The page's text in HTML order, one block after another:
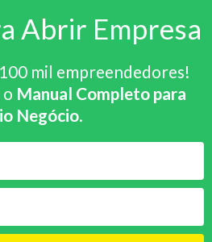
Abrir Empresa
mil empreendedores!
Manual Completo para
Negócio.